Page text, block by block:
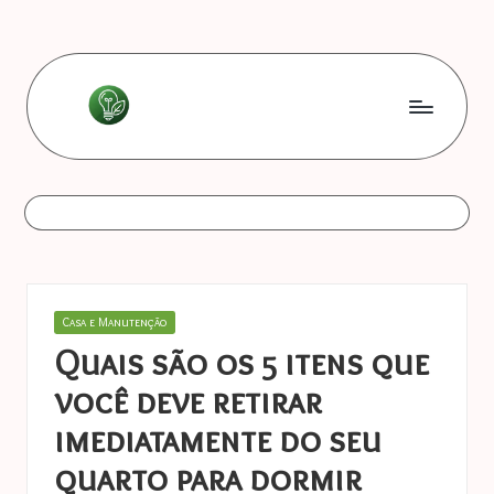
content
L
e
s
o
n
n
e
s
astuces
Posted
Casa e Manutenção
Quais são os 5 itens que
você deve retirar
imediatamente do seu
quarto para dormir